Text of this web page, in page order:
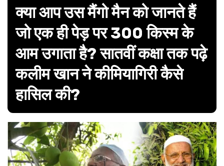
क्या आप उस मैंगो मैन को जानते हैं
जो एक ही पेड़ पर 300 किस्म के
आम उगाता है? सातवीं कक्षा तक पढ़े
कलीम खान ने कीमियागिरी कैसे
हासिल की?